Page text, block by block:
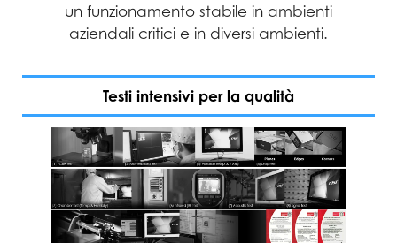
affidabilità e disponibilità 24 ore su 24, 7
giorni su 7, offrendo un'esperienza utente
un funzionamento stabile in ambienti
aziendali critici e in diversi ambienti.
Testi intensivi per la qualità
Garanzia di
prestazioni
Durabilità